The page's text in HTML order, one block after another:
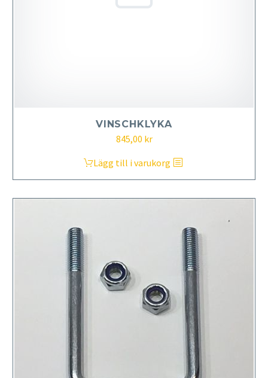
VINSCHKLYKA
845,00 kr
Lägg till i varukorg